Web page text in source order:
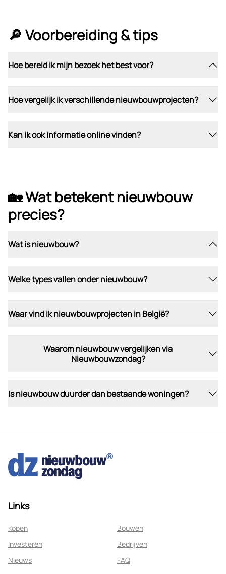
🔎 Voorbereiding & tips
Hoe bereid ik mijn bezoek het best voor?
Hoe vergelijk ik verschillende nieuwbouwprojecten?
Kan ik ook informatie online vinden?
🏡 Wat betekent nieuwbouw
precies?
Wat is nieuwbouw?
Welke types vallen onder nieuwbouw?
Waar vind ik nieuwbouwprojecten in België?
Waarom nieuwbouw vergelijken via
Nieuwbouwzondag?
Is nieuwbouw duurder dan bestaande woningen?
Links
Kopen
Bouwen
Investeren
Bedrijven
Nieuws
FAQ